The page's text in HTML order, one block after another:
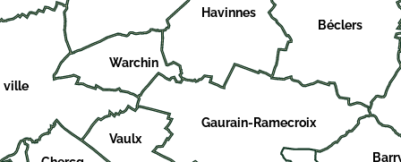
Havinnes
Warchin
Béclers
Gaurain-Ramecroix
Vaulx
ville